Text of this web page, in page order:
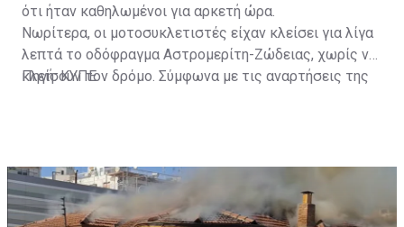
ότι ήταν καθηλωμένοι για αρκετή ώρα.
Νωρίτερα, οι μοτοσυκλετιστές είχαν κλείσει για λίγα
λεπτά το οδόφραγμα Αστρομερίτη-Ζώδειας, χωρίς να
κλείσουν τον δρόμο. Σύμφωνα με τις αναρτήσεις της
Αγίου Δομετίου.
Πηγή: ΚΥΠΕ